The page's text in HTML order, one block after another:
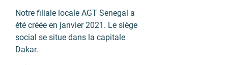
Notre filiale locale AGT Senegal a
été créée en janvier 2021. Le siège
social se situe dans la capitale
Dakar.